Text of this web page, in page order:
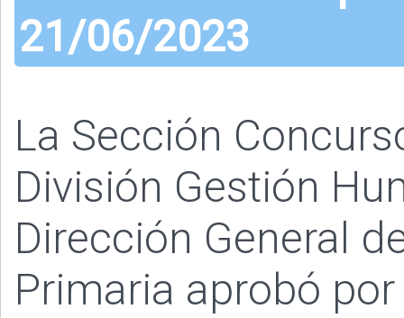
21/06/2023
La Sección
División Gestión
Dirección General
Primaria aprobó